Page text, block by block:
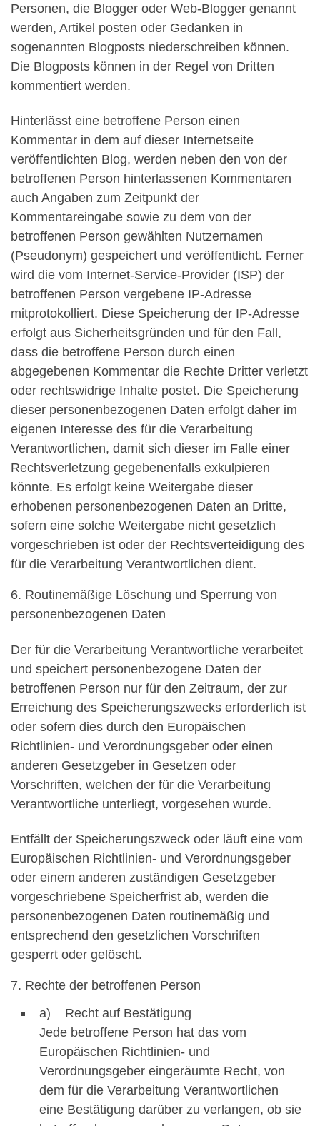
Personen, die Blogger oder Web-Blogger genannt
werden, Artikel posten oder Gedanken in
sogenannten Blogposts niederschreiben können.
Die Blogposts können in der Regel von Dritten
kommentiert werden.
Hinterlässt eine betroffene Person einen
Kommentar in dem auf dieser Internetseite
veröffentlichten Blog, werden neben den von der
betroffenen Person hinterlassenen Kommentaren
auch Angaben zum Zeitpunkt der
Kommentareingabe sowie zu dem von der
betroffenen Person gewählten Nutzernamen
(Pseudonym) gespeichert und veröffentlicht. Ferner
wird die vom Internet-Service-Provider (ISP) der
betroffenen Person vergebene IP-Adresse
mitprotokolliert. Diese Speicherung der IP-Adresse
erfolgt aus Sicherheitsgründen und für den Fall,
dass die betroffene Person durch einen
abgegebenen Kommentar die Rechte Dritter verletzt
oder rechtswidrige Inhalte postet. Die Speicherung
dieser personenbezogenen Daten erfolgt daher im
eigenen Interesse des für die Verarbeitung
Verantwortlichen, damit sich dieser im Falle einer
Rechtsverletzung gegebenenfalls exkulpieren
könnte. Es erfolgt keine Weitergabe dieser
erhobenen personenbezogenen Daten an Dritte,
sofern eine solche Weitergabe nicht gesetzlich
vorgeschrieben ist oder der Rechtsverteidigung des
für die Verarbeitung Verantwortlichen dient.
6. Routinemäßige Löschung und Sperrung von
personenbezogenen Daten
Der für die Verarbeitung Verantwortliche verarbeitet
und speichert personenbezogene Daten der
betroffenen Person nur für den Zeitraum, der zur
Erreichung des Speicherungszwecks erforderlich ist
oder sofern dies durch den Europäischen
Richtlinien- und Verordnungsgeber oder einen
anderen Gesetzgeber in Gesetzen oder
Vorschriften, welchen der für die Verarbeitung
Verantwortliche unterliegt, vorgesehen wurde.
Entfällt der Speicherungszweck oder läuft eine vom
Europäischen Richtlinien- und Verordnungsgeber
oder einem anderen zuständigen Gesetzgeber
vorgeschriebene Speicherfrist ab, werden die
personenbezogenen Daten routinemäßig und
entsprechend den gesetzlichen Vorschriften
gesperrt oder gelöscht.
7. Rechte der betroffenen Person
a) Recht auf Bestätigung
Jede betroffene Person hat das vom
Europäischen Richtlinien- und
Verordnungsgeber eingeräumte Recht, von
dem für die Verarbeitung Verantwortlichen
eine Bestätigung darüber zu verlangen, ob sie